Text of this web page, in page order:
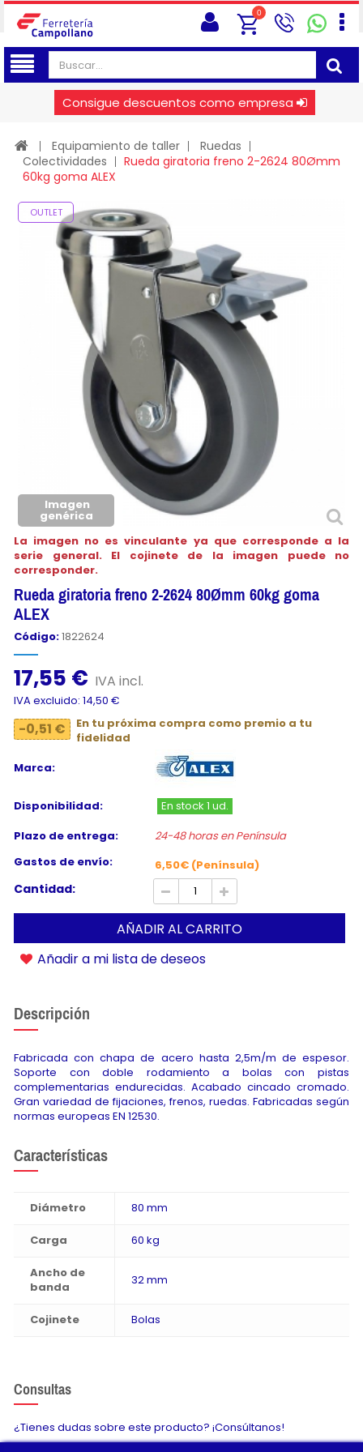
0
Consigue descuentos como empresa
Equipamiento de taller
Ruedas
Colectividades
Rueda giratoria freno 2-2624 80Ømm
60kg goma ALEX
OUTLET
Imagen
genérica
La imagen no es vinculante ya que corresponde a la
serie general. El cojinete de la imagen puede no
corresponder.
Rueda giratoria freno 2-2624 80Ømm 60kg goma
ALEX
Código:1822624
17,55 € IVA incl.
IVA excluido: 14,50 €
-0,51 €
En tu próxima compra como premio a tu
fidelidad
Marca:
Disponibilidad:
En stock 1 ud.
Plazo de entrega:
24-48 horas en Península
Gastos de envío:
6,50€ (Península)
Cantidad:
AÑADIR AL CARRITO
Añadir a mi lista de deseos
Descripción
Fabricada con chapa de acero hasta 2,5m/m de espesor.
Soporte con doble rodamiento a bolas con pistas
complementarias endurecidas. Acabado cincado cromado.
Gran variedad de fijaciones, frenos, ruedas. Fabricadas según
normas europeas EN 12530.
Características
Diámetro 80 mm
Carga 60 kg
Ancho de
banda
32 mm
Cojinete Bolas
Consultas
¿Tienes dudas sobre este producto? ¡Consúltanos!